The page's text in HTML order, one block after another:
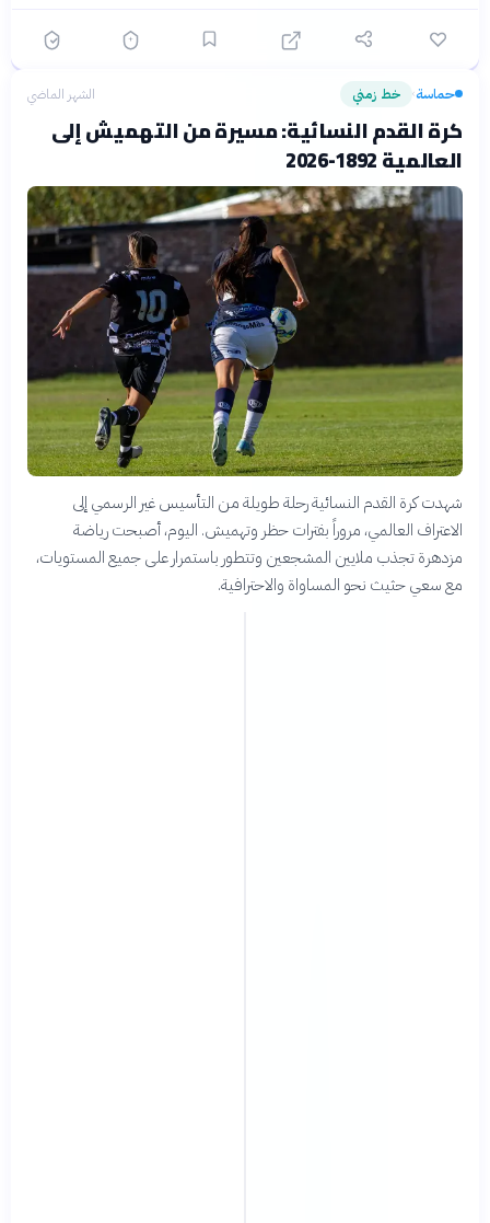
حماسة› خط زمني الشهر الماضي
كرة القدم النسائية: مسيرة من التهميش إلى
العالمية 1892-2026
شهدت كرة القدم النسائية رحلة طويلة من التأسيس غير الرسمي إلى
الاعتراف العالمي، مروراً بفترات حظر وتهميش. اليوم، أصبحت رياضة
مزدهرة تجذب ملايين المشجعين وتتطور باستمرار على جميع المستويات،
مع سعي حثيث نحو المساواة والاحترافية.